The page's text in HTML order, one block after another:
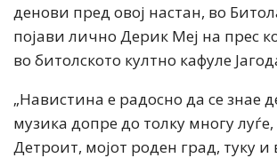
денови пред овој настан, во
појави лично Дерик Меј на прес
во битолското култно кафуле
„Навистина е радосно да се знае
музика допре до толку многу
Детроит, мојот роден град, туку и